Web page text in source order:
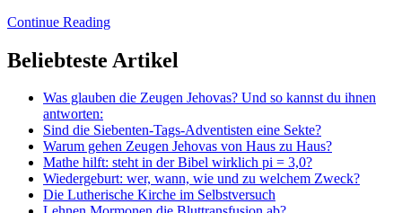
Continue Reading
Beliebteste Artikel
Was glauben die Zeugen Jehovas? Und so kannst du ihnen
antworten:
Sind die Siebenten-Tags-Adventisten eine Sekte?
Warum gehen Zeugen Jehovas von Haus zu Haus?
Mathe hilft: steht in der Bibel wirklich pi = 3,0?
Wiedergeburt: wer, wann, wie und zu welchem Zweck?
Die Lutherische Kirche im Selbstversuch